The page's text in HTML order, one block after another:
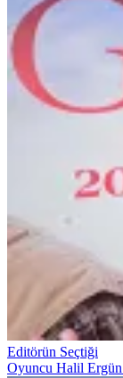
Editörün Seçtiği
Oyuncu Halil Ergün